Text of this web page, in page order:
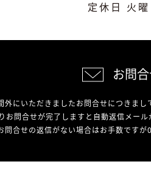
定休日 火
お問
にいただきましたお問合せにつきまし
お問合せが完了しますと自動返信メー
問合せの返信がない場合はお手数です